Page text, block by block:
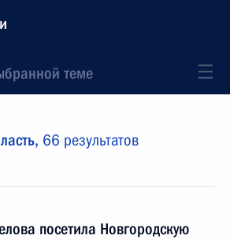
теме
66 результатов
посетила Новгородскую